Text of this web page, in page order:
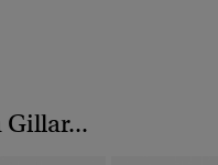
Gillar...